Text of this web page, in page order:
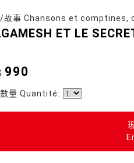
/故事 Chansons et comptines,
ET LE
990
量 Quantité: